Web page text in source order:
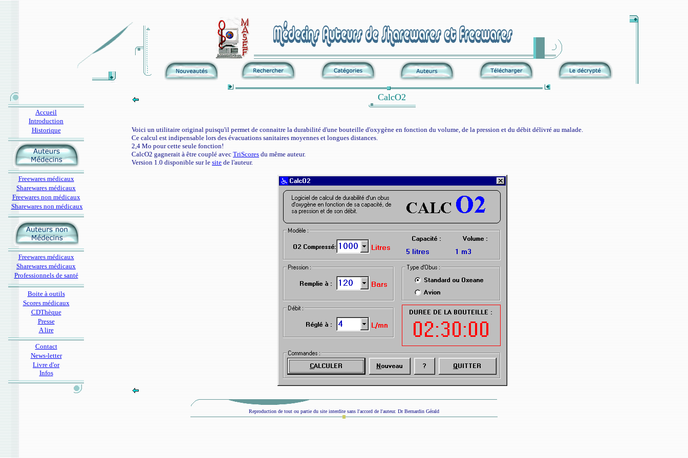
Accueil
Introduction
Historique
Freewares médicaux
Sharewares médicaux
Freewares non médicaux
Sharewares non médicaux
Freewares médicaux
Sharewares médicaux
Professionnels de santé
Boite à outils
Scores médicaux
CDThèque
Presse
A lire
Contact
News-letter
Livre d'or
Infos
CalcO2
Voici un utilitaire original puisqu'il permet de connaitre la durabilité d'une bouteille d'oxygène en fonction du volume, de la pression et du débit délivré au malade.
Ce calcul est indipensable lors des évacuations sanitaires moyennes et longues distances.
2,4 Mo pour cette seule fonction!
CalcO2 gagnerait à être couplé avec TriScores du même auteur.
Version 1.0 disponible sur le site de l'auteur.
Reproduction de tout ou partie du site interdite sans l'accord de l'auteur. Dr Bernardin Gérald